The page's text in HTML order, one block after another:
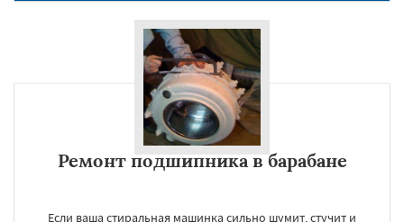
Ремонт подшипника в барабане
Если ваша стиральная машинка сильно шумит, стучит и